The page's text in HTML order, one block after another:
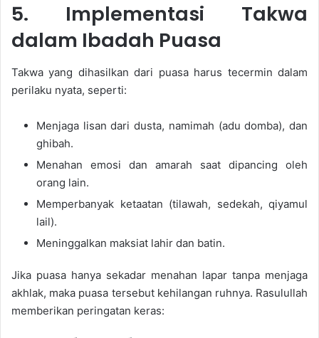
5. Implementasi Takwa
dalam Ibadah Puasa
Takwa yang dihasilkan dari puasa harus tecermin dalam
perilaku nyata, seperti:
Menjaga lisan dari dusta, namimah (adu domba), dan
ghibah.
Menahan emosi dan amarah saat dipancing oleh
orang lain.
Memperbanyak ketaatan (tilawah, sedekah, qiyamul
lail).
Meninggalkan maksiat lahir dan batin.
Jika puasa hanya sekadar menahan lapar tanpa menjaga
akhlak, maka puasa tersebut kehilangan ruhnya. Rasulullah
memberikan peringatan keras: